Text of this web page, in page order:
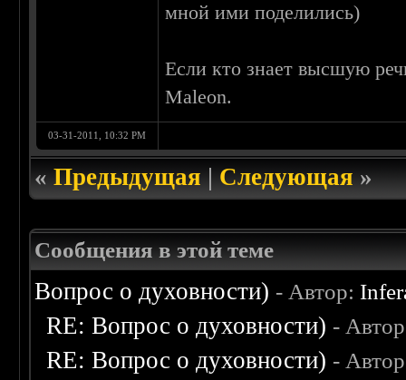
мной ими поделились)
Если кто знает высшую
Maleon.
03-31-2011, 10:32 PM
«Предыдущая|Следующая»
Сообщения в этой теме
Вопрос о духовности) - Автор:
RE: Вопрос о духовности) -
RE: Вопрос о духовности) -